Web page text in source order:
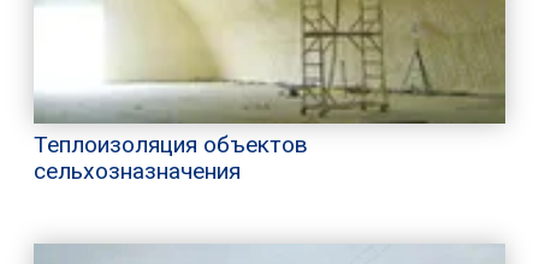
Теплоизоляция объектов
сельхозназначения